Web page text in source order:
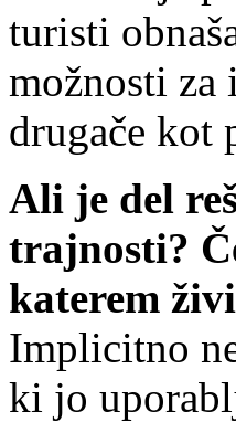
turisti
možnosti za
drugače kot
Ali je del
trajnosti?
katerem
Implicitno
ki jo